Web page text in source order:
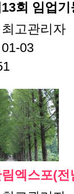
회 임업
최고관리자
01-03
엑스포(